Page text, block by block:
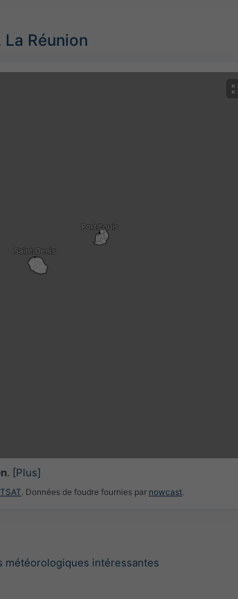
Réunion
. [Plus]
. Données de foudre fournies par nowcast.
météorologiques intéressantes